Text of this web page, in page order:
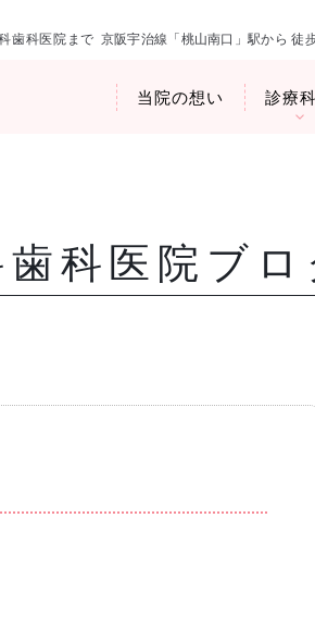
歯科医院まで 京阪宇治線「桃山南口」駅から 徒
当院の想い 診療
一般
歯科医院ブロ